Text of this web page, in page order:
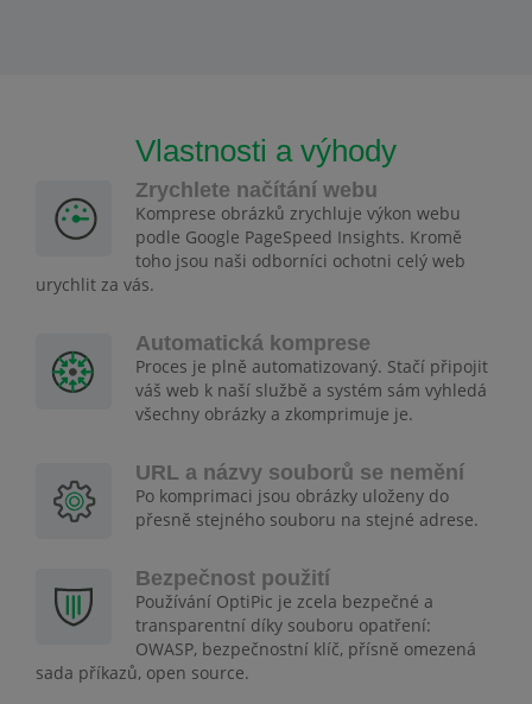
Vlastnosti a výhody
Zrychlete načítání webu
Komprese obrázků zrychluje výkon webu
podle Google PageSpeed Insights. Kromě
toho jsou naši odborníci ochotni celý web
urychlit za vás.
Automatická komprese
Proces je plně automatizovaný. Stačí připojit
váš web k naší službě a systém sám vyhledá
všechny obrázky a zkomprimuje je.
URL a názvy souborů se nemění
Po komprimaci jsou obrázky uloženy do
přesně stejného souboru na stejné adrese.
Bezpečnost použití
Používání OptiPic je zcela bezpečné a
transparentní díky souboru opatření:
OWASP, bezpečnostní klíč, přísně omezená
sada příkazů, open source.